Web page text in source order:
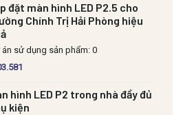
đặt màn hình LED P2.5 cho
Chính Trị Hải Phòng hiệu
án sử dụng sản phẩm: 0
hình LED P2 trong nhà đầy đủ
kiện